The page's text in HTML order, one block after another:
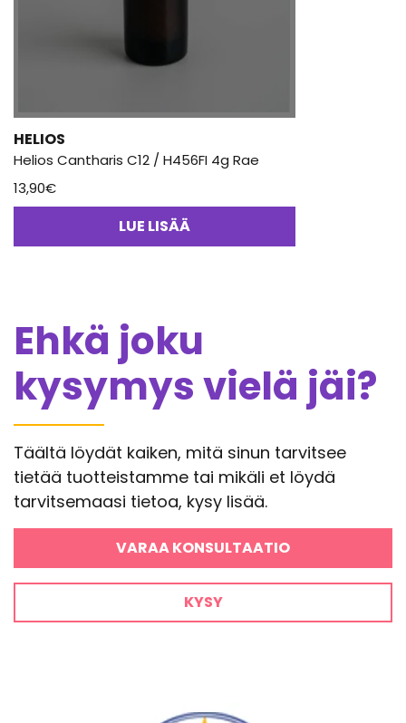
HELIOS
Helios Cantharis C12 / H456FI 4g Rae
13,90€
LUE LISÄÄ
Ehkä joku
kysymys vielä jäi?
Täältä löydät kaiken, mitä sinun tarvitsee
tietää tuotteistamme tai mikäli et löydä
tarvitsemaasi tietoa, kysy lisää.
VARAA KONSULTAATIO
KYSY